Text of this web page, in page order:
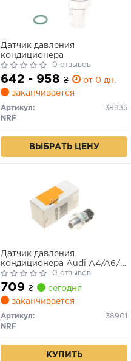
Датчик давления
кондиционера
0 отзывов
642 - 958 ₴
от 0 дн.
заканчивается
Артикул:
38935
NRF
ВЫБРАТЬ ЦЕНУ
Датчик давления
кондиционера Audi A4/A6/
VW Passat 96-05
0 отзывов
709 ₴
сегодня
заканчивается
Артикул:
38901
NRF
КУПИТЬ